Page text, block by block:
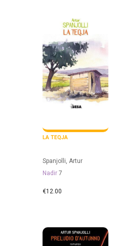
LA TEQJA
Spanjolli, Artur
Nadir 7
€12.00